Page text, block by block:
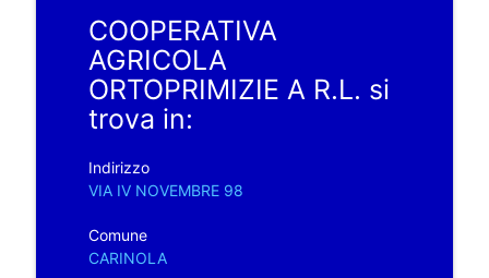
COOPERATIVA
AGRICOLA
ORTOPRIMIZIE A R.L. si
trova in:
Indirizzo
VIA IV NOVEMBRE 98
Comune
CARINOLA